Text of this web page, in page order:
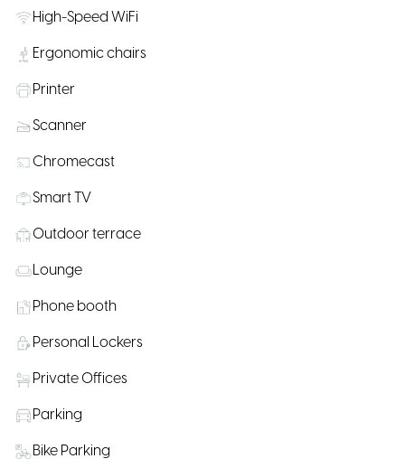
High-Speed WiFi
Ergonomic chairs
Printer
Scanner
Chromecast
Smart TV
Outdoor terrace
Lounge
Phone booth
Personal Lockers
Private Offices
Parking
Bike Parking